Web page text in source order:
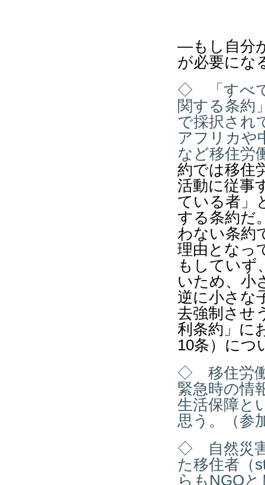
―もし自分
が必要にな
◇ 「すべて
関する条約
で採択され
アフリカや
など移住労
約では移住
活動に従事
ている者」
する条約だ
わない条約
理由となっ
もしていず
いため、小
逆に小さな
去強制させ
利条約」に
10条）につ
◇ 移住労働
緊急時の情
生活保障と
思う。（参
◇ 自然災害
た移住者（
らも NGO